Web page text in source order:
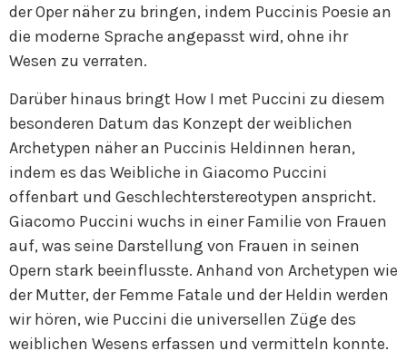
der Oper näher zu bringen, indem Puccinis Poesie an
die moderne Sprache angepasst wird, ohne ihr
Wesen zu verraten.
Darüber hinaus bringt How I met Puccini zu diesem
besonderen Datum das Konzept der weiblichen
Archetypen näher an Puccinis Heldinnen heran,
indem es das Weibliche in Giacomo Puccini
offenbart und Geschlechterstereotypen anspricht.
Giacomo Puccini wuchs in einer Familie von Frauen
auf, was seine Darstellung von Frauen in seinen
Opern stark beeinflusste. Anhand von Archetypen wie
der Mutter, der Femme Fatale und der Heldin werden
wir hören, wie Puccini die universellen Züge des
weiblichen Wesens erfassen und vermitteln konnte.